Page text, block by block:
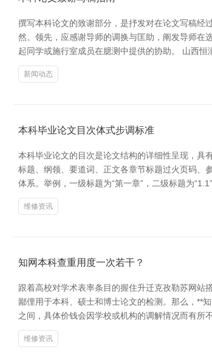
撰写本科论文的致谢部分，是抒发对在论文写稿经
然。领先，应感谢导师的调换与匡助，阐发导师在
起同学或施行室成员在臆测中提供的协助。 山西
新闻动态
本科毕业论文目次体式步调标准
本科毕业论文的目次是论文结构的详细性呈现，具
标题、纲领、要道词、正文各章节标题过火页码、
体系。举例，一级标题为“第一章”，二级标题为
维修资讯
知网本科查重用度一次若干？
跟着高校对学术表率条目的握住升迁克孜勒苏网站
鄙俚用于本科、硕士和博士论文的检测。那么，**
之间，具体价钱会因学校或机构的调解情况而有所
维修资讯